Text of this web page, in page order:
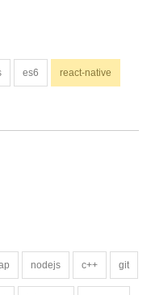
es6 react-native
nodejs c++ git